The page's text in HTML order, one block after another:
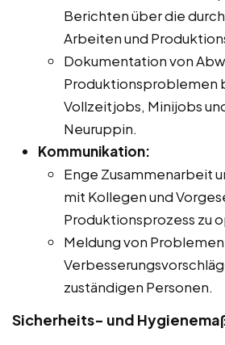
Berichten über die
Arbeiten und
Dokumentation von
Produktionsproblemen
Vollzeitjobs, Minijobs
Neuruppin.
Kommunikation:
Enge Zusammenarbeit
mit Kollegen und
Produktionsprozess zu
Meldung von
zuständigen Personen.
Sicherheits- und